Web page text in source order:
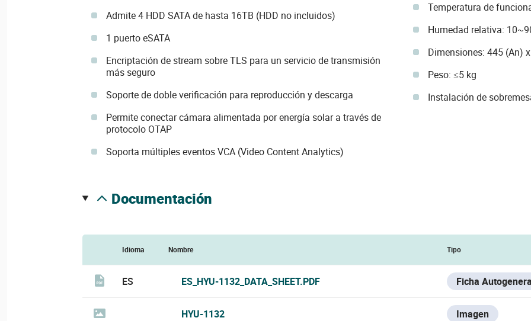
Admite 4 HDD SATA de hasta 16TB (HDD no incluidos)
1 puerto eSATA
Encriptación de stream sobre TLS para un servicio de transmisión
más seguro
Soporte de doble verificación para reproducción y descarga
Permite conectar cámara alimentada por energía solar a través de
protocolo OTAP
Soporta múltiples eventos VCA (Video Content Analytics)
Temperatura de
Humedad relativa:
Dimensiones: 445 (An)
Peso: ≤5 kg
Instalación de
documentación
Idioma Nombre Tipo
ES ES_HYU-1132_DATA_SHEET.PDF Ficha
HYU-1132 Imagen